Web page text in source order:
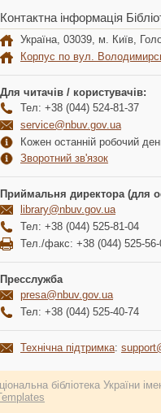
Контактна інформація
Україна, 03039, м. Київ,
Корпус по вул.
Для читачів / користувачів:
Тел: +38 (044) 524-81-37
service@nbuv.gov.ua
Кожен останній робочий
Зворотний зв'язок
Приймальня директора (для
library@nbuv.gov.ua
Тел: +38 (044) 525-81-04
Тел./факс: +38 (044) 525-56-
Пресслужба
presa@nbuv.gov.ua
Тел: +38 (044) 525-40-74
Технічна підтримка:
бібліотека України